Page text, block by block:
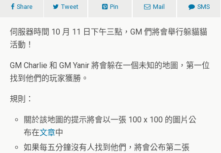
Share Tweet Pin Mail SMS
伺服器時間 10 月 11 日下午三點，GM 們將會舉行躲貓貓
活動！
GM Charlie 和 GM Yanir 將會躲在一個未知的地圖，第一位
找到他們的玩家獲勝。
規則：
關於該地圖的提示將會以一張 100 x 100 的圖片公
布在文章中
如果每五分鐘沒有人找到他們，將會公布第二張